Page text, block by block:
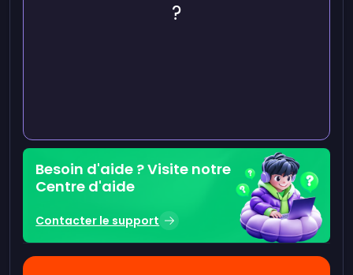
?
Besoin d'aide ? Visite notre
Centre d'aide
Contacter le support